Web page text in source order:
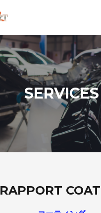
SERVICES
RAPPORT